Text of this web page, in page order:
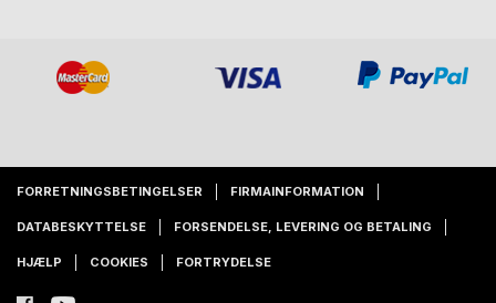
FORRETNINGSBETINGELSER FIRMAINFORMATION
DATABESKYTTELSE FORSENDELSE, LEVERING OG BETALING
HJÆLP COOKIES FORTRYDELSE